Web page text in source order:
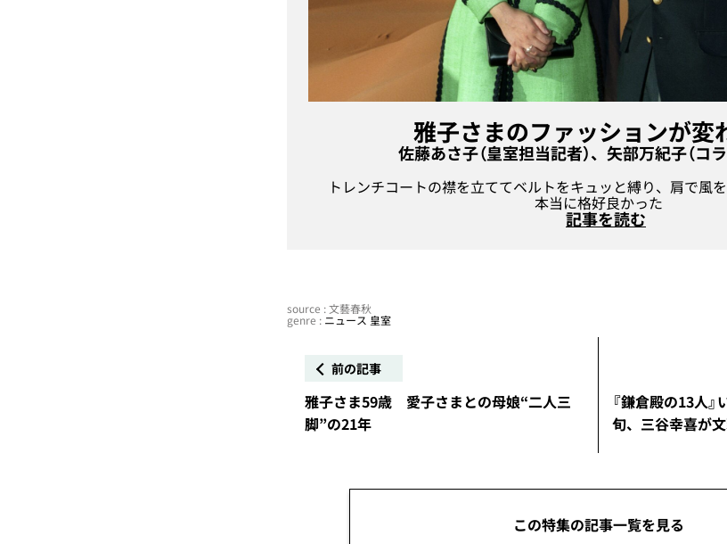
雅子さまのファッションが変
佐藤あさ子（皇室担当記者）、矢部万紀子（コ
トレンチコートの襟を立ててベルトをキュッと縛り、肩で風
本当に格好良かった
記事を読む
source : 文藝春秋
genre : ニュース 皇室
前の記事
雅子さま59歳 愛子さまとの母娘“二人三
脚”の21年
『鎌倉殿の13人
旬、三谷幸喜が
この特集の記事一覧を見る